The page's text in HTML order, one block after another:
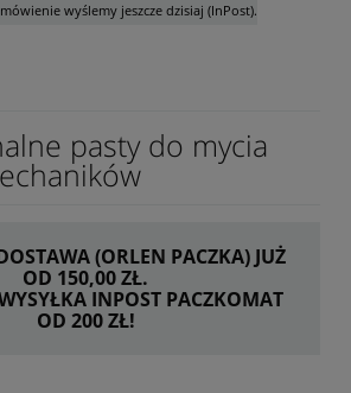
wyślemy jeszcze dzisiaj (InPost).
pasty do mycia
(ORLEN PACZKA) JUŻ
OD 150,00 ZŁ.
INPOST PACZKOMAT
OD 200 ZŁ!